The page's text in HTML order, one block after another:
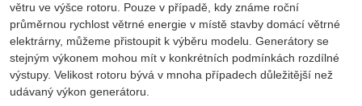
větru ve výšce rotoru. Pouze v případě, kdy známe roční
průměrnou rychlost větrné energie v místě stavby domácí větrné
elektrárny, můžeme přistoupit k výběru modelu. Generátory se
stejným výkonem mohou mít v konkrétních podmínkách rozdílné
výstupy. Velikost rotoru bývá v mnoha případech důležitější než
udávaný výkon generátoru.